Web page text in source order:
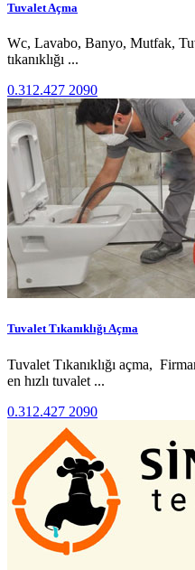
Tuvalet Açma
Wc, Lavabo, Banyo, Mutfak,
tıkanıklığı ...
0.312.427 2090
Tuvalet Tıkanıklığı Açma
Tuvalet Tıkanıklığı açma,
en hızlı tuvalet ...
0.312.427 2090